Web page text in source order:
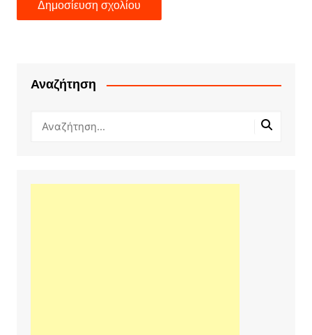
Αναζήτηση